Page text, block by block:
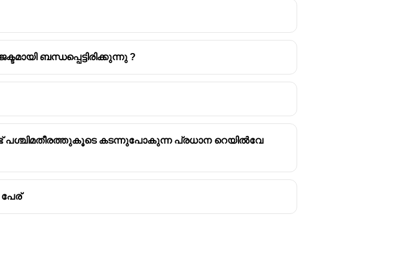
ബന്ധപ്പെട്ടിരിക്കുന്നു ?
പശ്ചിമതീരത്തുകൂടെ കടന്നുപോകുന്ന പ്രധാന റെയിൽവേ